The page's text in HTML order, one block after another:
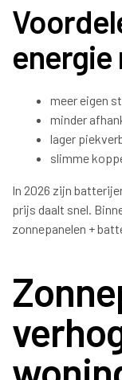
meer eigen
minder
lager
slimme
In 2026 zijn
prijs daalt snel.
zonnepanelen +